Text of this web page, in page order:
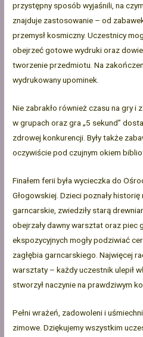
przystępny sposób wyjaśnili, na
znajduje zastosowanie – od
przemysł kosmiczny. Uczestnicy
obejrzeć gotowe wydruki oraz
tworzenie przedmiotu. Na
wydrukowany upominek.
Nie zabrakło również czasu na gry i
w grupach oraz gra „5 sekund”
zdrowej konkurencji. Były także
oczywiście pod czujnym okiem
Finałem ferii była wycieczka do
Głogowskiej. Dzieci poznały
garncarskie, zwiedziły starą
obejrzały dawny warsztat oraz piec
ekspozycyjnych mogły podziwiać
zagłębia garncarskiego. Najwięcej
warsztaty – każdy uczestnik ulepił
stworzył naczynie na prawdziwym
Pełni wrażeń, zadowoleni i
zimowe. Dziękujemy wszystkim